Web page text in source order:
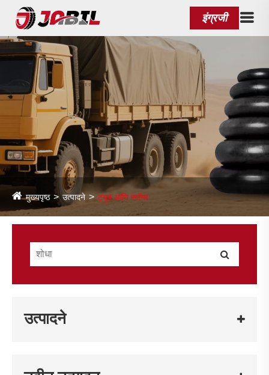
इंग्रजी
मुख्यपृष्ठ उत्पादने ट्यूब आणि फ्लॅप्स
उत्पादने